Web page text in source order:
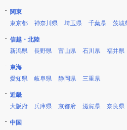
関東
東京都
神奈川県 埼玉県 千葉県 茨城
信越・北陸
新潟県
長野県 富山県 石川県 福井県
東海
愛知県
岐阜県 静岡県 三重県
近畿
大阪府
兵庫県 京都府 滋賀県 奈良県
中国